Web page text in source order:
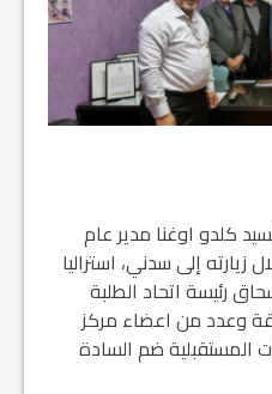
كلدو اوغنا مدير عام
زيارته إلى سدني، استراليا
رئيسة اتحاد الطلبة
وعدد من اعضاء مركز
المستقبلية ضم السادة